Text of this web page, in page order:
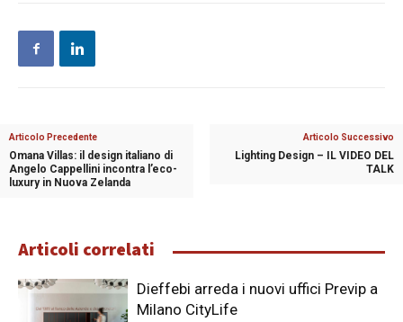
Articolo Precedente
Omana Villas: il design italiano di
Angelo Cappellini incontra l’eco-
luxury in Nuova Zelanda
Articolo Successivo
Lighting Design – IL VIDEO DEL
TALK
Articoli correlati
Dieffebi arreda i nuovi uffici Previp a
Milano CityLife